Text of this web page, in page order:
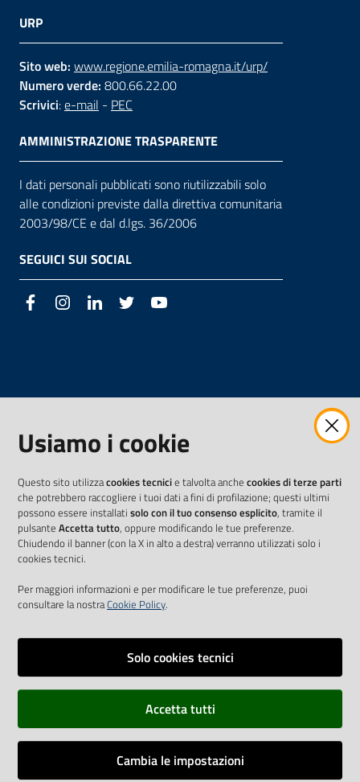
URP
Sito web: www.regione.emilia-romagna.it/urp/
Numero verde: 800.66.22.00
Scrivici:e-mail - PEC
AMMINISTRAZIONE TRASPARENTE
I dati personali pubblicati sono riutilizzabili solo
alle condizioni previste dalla direttiva comunitaria
2003/98/CE e dal d.lgs. 36/2006
SEGUICI SUI SOCIAL
FacebookInstagramLinkedIn Twitter
Vai alla pagina
Usiamo i cookie
Questo sito utilizzacookies tecnicie talvolta anche cookies di terze parti
che potrebbero raccogliere i tuoi dati a fini di profilazione; questi ultimi
possono essere installati solo con il tuo consenso esplicito, tramite il
pulsante Accetta tutto, oppure modificando le tue preferenze.
Chiudendo il banner (con la X in alto a destra) verranno utilizzati solo i
cookies tecnici.
Per maggiori informazioni e per modificare le tue preferenze, puoi
consultare la nostraCookie Policy.
Solo cookies tecnici
Accetta tutti
Cambia le impostazioni